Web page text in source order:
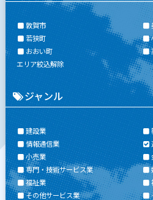
敦賀市
若狭町
おおい町
エリア絞込解除
ジャンル
建設業
情報通信業
小売業
専門・技術サービス業
福祉業
その他サービス業